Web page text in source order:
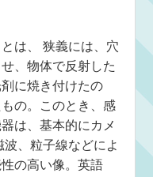
は、 狭義には、穴
、物体で反射した
に焼き付けたの
の。このとき、感
は、基本的にカメ
、粒子線などによ
の高い像。英語